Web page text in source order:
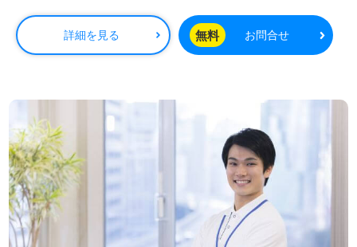
詳細を見る 無料 お問合せ